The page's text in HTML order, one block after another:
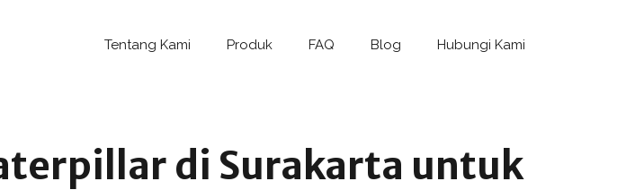
Tentang Kami Produk FAQ Blog Hubungi Kami
di Surakarta untuk